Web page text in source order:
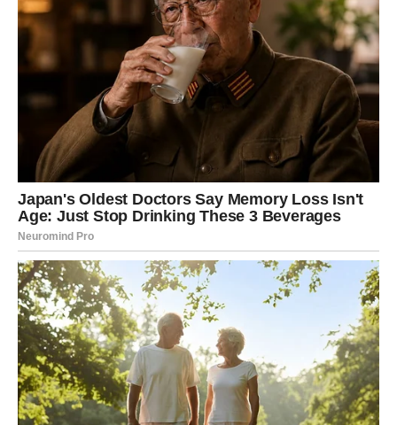
Dok je pravila pauzu od probe za besplatni koncert koji se
održava na vodi u Beogradu, JK je iskreno govorila o svojim
najdubljim mislima i osećanjima. Njena hrabrost i iskrenost
blistali su dok je razgovarala o svemu što joj je opterećivalo
um i srce. Nakon što ga je njegova supruga Jelena Karleuša
loše opisala tokom intervjua, na Instagramu je debitovao bivši
srpski fudbaler Duško Tošić.
Tošić se na društvenoj mreži predstavio citatom proslavljenog
autora Ive Andrića. Poznato je da se on jako rijetko oglašava
na Instagramu i ovaobjava je podigla veliku prašinu. Prema
izjavi bivšeg fudbalera, potvrđuje se da je osoba koja
pribegava omalovažavanju drugih da bi podigla sopstveni
položaj na kraju nezadovoljna.